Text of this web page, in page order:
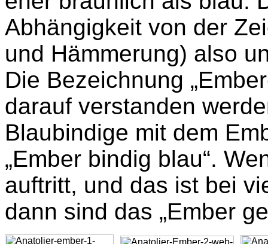
Abhängigkeit von der
und Hämmerung) also
Die Bezeichnung
darauf verstanden
Blaubindige mit dem
„Ember bindig blau“.
auftritt, und das ist bei
dann sind das „Ember